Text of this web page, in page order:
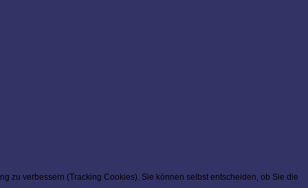
zu verbessern (Tracking Cookies). Sie können selbst entscheiden, ob Sie die